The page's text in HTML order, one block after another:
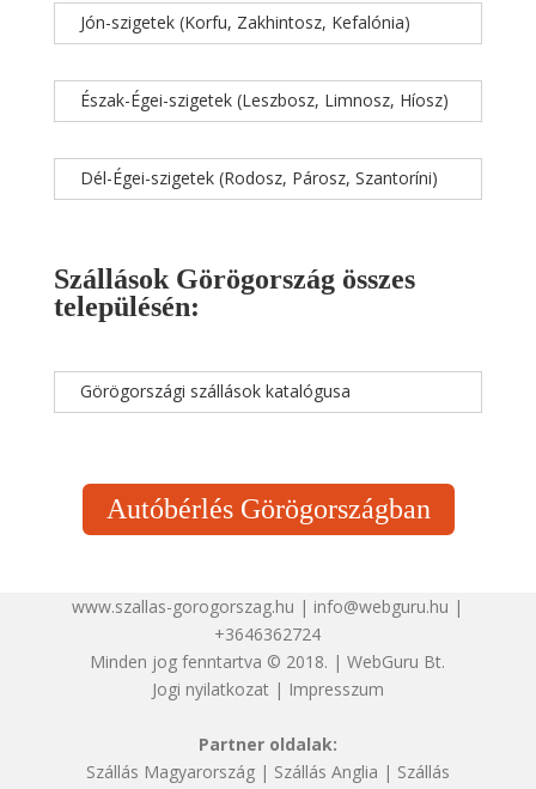
Jón-szigetek (Korfu, Zakhintosz, Kefalónia)
Észak-Égei-szigetek (Leszbosz, Limnosz, Híosz)
Dél-Égei-szigetek (Rodosz, Párosz, Szantoríni)
Szállások Görögország összes
településén:
Görögországi szállások katalógusa
Autóbérlés Görögországban
www.szallas-gorogorszag.hu | info@webguru.hu |
+3646362724
Minden jog fenntartva © 2018. | WebGuru Bt.
Jogi nyilatkozat| Impresszum
Partner oldalak:
Szállás Magyarország| Szállás Anglia | Szállás